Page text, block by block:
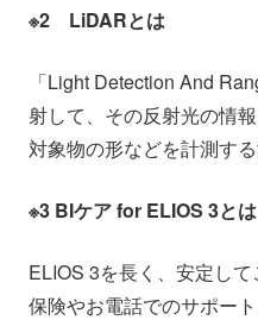
※2 LiDARとは
「Light Detection And
射して、その反射光の情
対象物の形などを計測す
※3 BIケア for ELIOS 3とは
ELIOS 3を長く、安定し
保険やお電話でのサポー